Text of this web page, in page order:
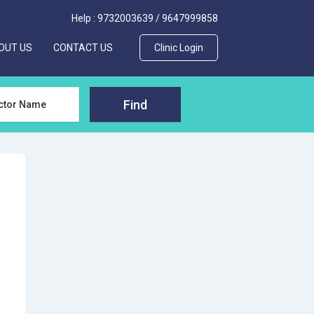
Help : 9732003639 /9647999858
US CONTACT US
>
Clinic Login
Find